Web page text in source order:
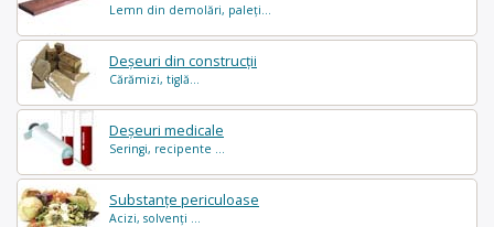
Lemn din demolări, paleți...
Deșeuri din construcții
Cărămizi, tiglă...
Deșeuri medicale
Seringi, recipente ...
Substanțe periculoase
Acizi, solvenți ...